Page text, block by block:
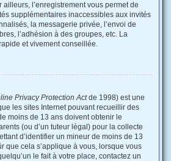
l’enregistrement vous permet de
supplémentaires inaccessibles aux invités
la messagerie privée, l’envoi de
l’adhésion à des groupes, etc. La
et vivement conseillée.
Privacy Protection Actde 1998) est une
les sites Internet pouvant recueillir des
moins de 13 ans doivent obtenir le
(ou d’un tuteur légal) pour la collecte
d’identifier un mineur de moins de 13
que cela s’applique à vous, lorsque vous
le fait à votre place, contactez un